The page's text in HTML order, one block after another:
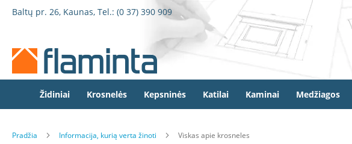
Pereiti
Baltų pr. 26, Kaunas, Tel.: (0 37) 390 909
Židinio
Dorako
Linea
Spartherm
Židiniai Krosnelės Kepsninės Katilai Kaminai Medžiagos
Pradžia Informacija, kurią verta žinoti Viskas apie krosneles